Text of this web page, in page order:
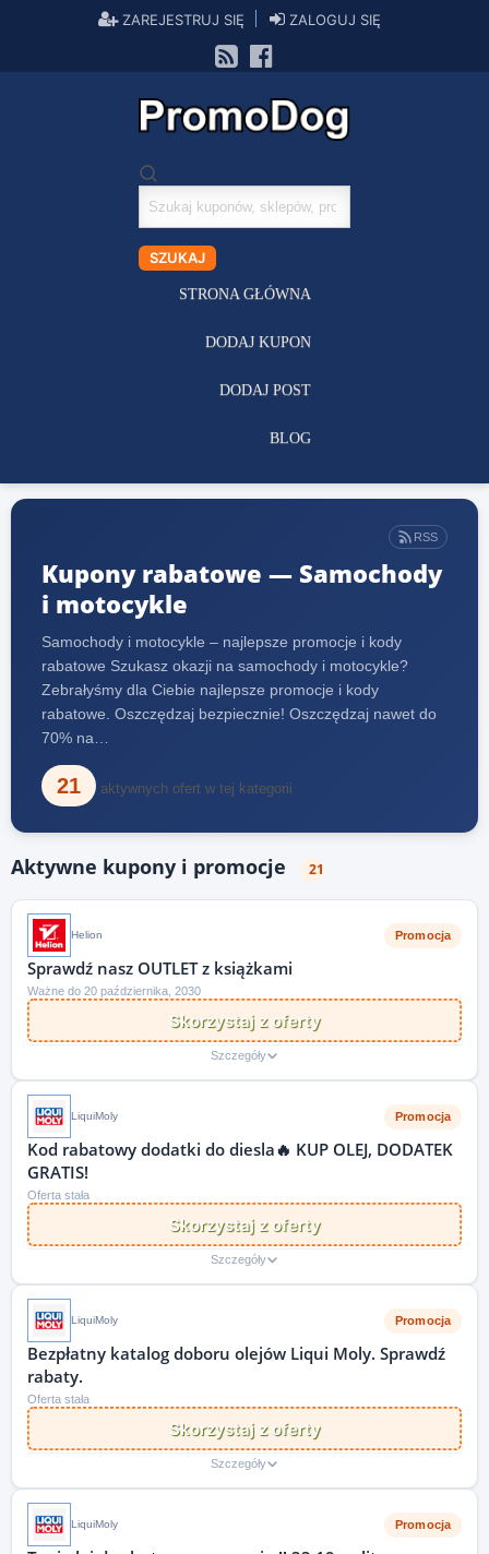
ZAREJESTRUJ SIĘ ZALOGUJ SIĘ
Szukaj
kuponów
SZUKAJ
STRONA GŁÓWNA
DODAJ KUPON
DODAJ POST
BLOG
RSS
Kupony rabatowe — Samochody
i motocykle
Samochody i motocykle – najlepsze promocje i kody
rabatowe Szukasz okazji na samochody i motocykle?
Zebrałyśmy dla Ciebie najlepsze promocje i kody
rabatowe. Oszczędzaj bezpiecznie! Oszczędzaj nawet do
70% na…
21 aktywnych ofert w tej kategorii
Aktywne kupony i promocje 21
Helion Promocja
Sprawdź nasz OUTLET z książkami
Ważne do 20 października, 2030
Skorzystaj z oferty
Szczegóły
LiquiMoly Promocja
Kod rabatowy dodatki do diesla🔥 KUP OLEJ, DODATEK
GRATIS!
Oferta stała
Skorzystaj z oferty
Szczegóły
LiquiMoly Promocja
Bezpłatny katalog doboru olejów Liqui Moly. Sprawdź
rabaty.
Oferta stała
Skorzystaj z oferty
Szczegóły
LiquiMoly Promocja